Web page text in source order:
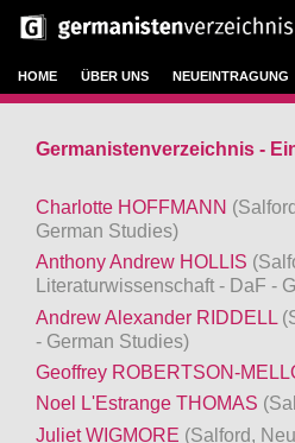
HOME ÜBER UNS NEUEINTRAGUNG
Germanistenverzeichnis -
Charlotte HOFFMANN
German Studies)
Anthony Andrew HOLLIS
Literaturwissenschaft - DaF -
Andrew Alexander RIDDELL
- German Studies)
Geoffrey ROBERTSON-
Noel L'Estrange THOMAS
Juliet WIGMORE (Salford,